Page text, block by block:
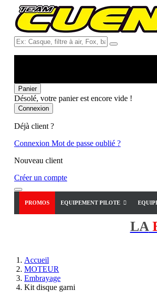
Ex:
Casque,
Fox,
...
Panier
Désolé, votre panier est encore vide !
Connexion
Déjà client ?
Connexion Mot de passe oublié ?
Nouveau client
Créer un compte
PROMOS EQUIPEMENT PILOTE
LA
Accueil
MOTEUR
Embrayage
Kit disque garni